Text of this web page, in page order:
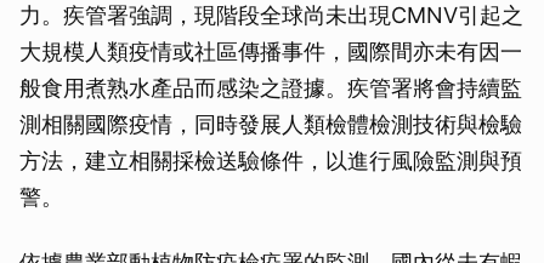
力。疾管署強調，現階段全球尚未出現CMNV引起之
大規模人類疫情或社區傳播事件，國際間亦未有因一
般食用煮熟水產品而感染之證據。疾管署將會持續監
測相關國際疫情，同時發展人類檢體檢測技術與檢驗
方法，建立相關採檢送驗條件，以進行風險監測與預
警。